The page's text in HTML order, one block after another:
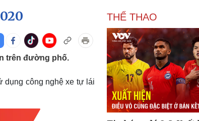
Giá cà
Doanh nghiệp
Thông tin doanh nghiệp
Doanh nghiệp 24h
Doanh nhân
Vì cộng đồng
Công
Sành
Tin
Trải
Chuyển
trên đường phố.
dụng công nghệ xe tự lái
THỂ THAO